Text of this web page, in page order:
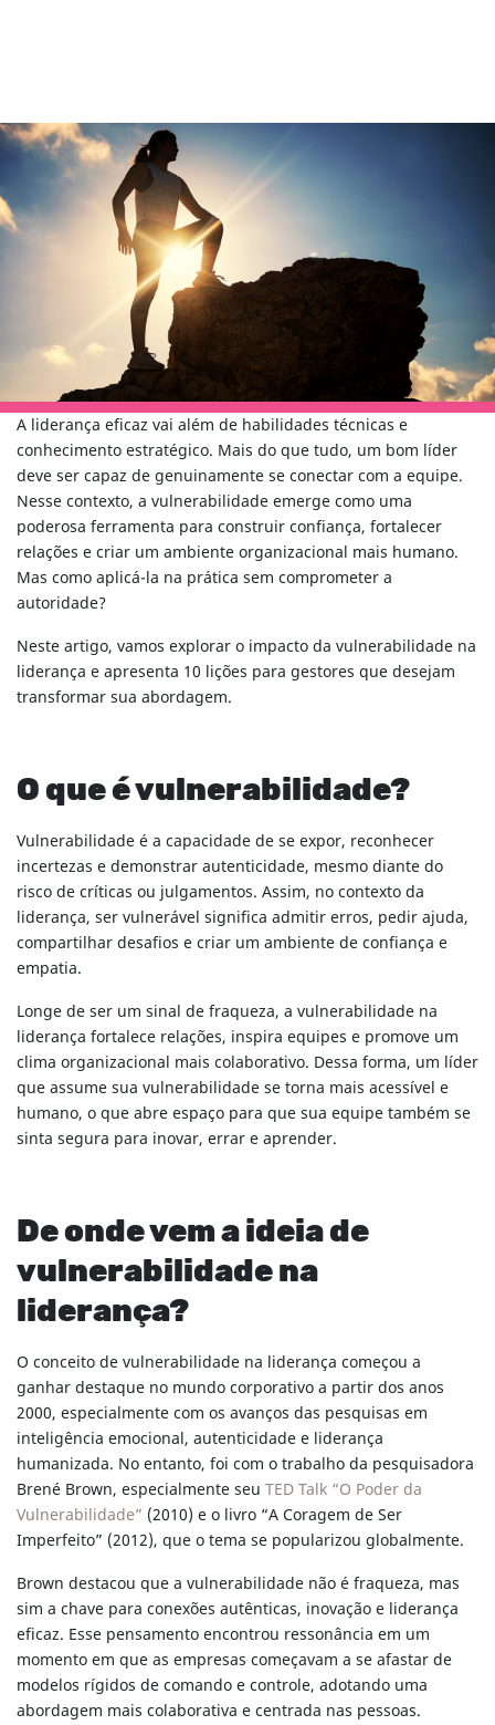
A liderança eficaz vai além de habilidades técnicas e
conhecimento estratégico. Mais do que tudo, um bom líder
deve ser capaz de genuinamente se conectar com a equipe.
Nesse contexto, a vulnerabilidade emerge como uma
poderosa ferramenta para construir confiança, fortalecer
relações e criar um ambiente organizacional mais humano.
Mas como aplicá-la na prática sem comprometer a
autoridade?
Neste artigo, vamos explorar o impacto da vulnerabilidade na
liderança e apresenta 10 lições para gestores que desejam
transformar sua abordagem.
O que é vulnerabilidade?
Vulnerabilidade é a capacidade de se expor, reconhecer
incertezas e demonstrar autenticidade, mesmo diante do
risco de críticas ou julgamentos. Assim, no contexto da
liderança, ser vulnerável significa admitir erros, pedir ajuda,
compartilhar desafios e criar um ambiente de confiança e
empatia.
Longe de ser um sinal de fraqueza, a vulnerabilidade na
liderança fortalece relações, inspira equipes e promove um
clima organizacional mais colaborativo. Dessa forma, um líder
que assume sua vulnerabilidade se torna mais acessível e
humano, o que abre espaço para que sua equipe também se
sinta segura para inovar, errar e aprender.
De onde vem a ideia de
vulnerabilidade na
liderança?
O conceito de vulnerabilidade na liderança começou a
ganhar destaque no mundo corporativo a partir dos anos
2000, especialmente com os avanços das pesquisas em
inteligência emocional, autenticidade e liderança
humanizada. No entanto, foi com o trabalho da pesquisadora
Brené Brown, especialmente seu TED Talk “O Poder da
Vulnerabilidade” (2010) e o livro “A Coragem de Ser
Imperfeito” (2012), que o tema se popularizou globalmente.
Brown destacou que a vulnerabilidade não é fraqueza, mas
sim a chave para conexões autênticas, inovação e liderança
eficaz. Esse pensamento encontrou ressonância em um
momento em que as empresas começavam a se afastar de
modelos rígidos de comando e controle, adotando uma
abordagem mais colaborativa e centrada nas pessoas.